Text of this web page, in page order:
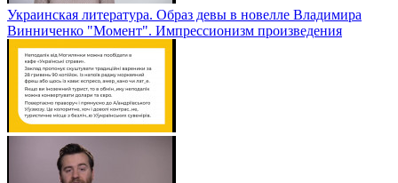
Украинская литература. Образ девы в новелле Владимира
Винниченко "Момент". Импрессионизм произведения